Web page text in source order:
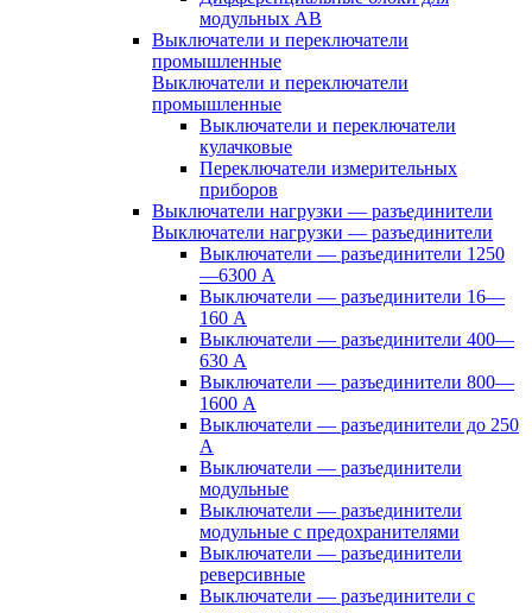
модульных АВ
Выключатели и переключатели
промышленные
Выключатели и переключатели
промышленные
Выключатели и переключатели
кулачковые
Переключатели измерительных
приборов
Выключатели нагрузки — разъединители
Выключатели нагрузки — разъединители
Выключатели — разъединители 1250
—6300 А
Выключатели — разъединители 16—
160 А
Выключатели — разъединители 400—
630 А
Выключатели — разъединители 800—
1600 А
Выключатели — разъединители до 250
А
Выключатели — разъединители
модульные
Выключатели — разъединители
модульные с предохранителями
Выключатели — разъединители
реверсивные
Выключатели — разъединители с